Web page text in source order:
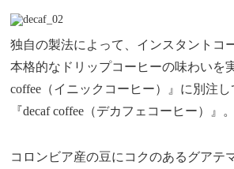
独自の製法によって、インスタントコ
本格的なドリップコーヒーの味わいを
coffee（イニックコーヒー）』に別注
『decaf coffee（デカフェコーヒー）』。
コロンビア産の豆にコクのあるグアテ